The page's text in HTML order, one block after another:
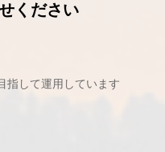
ください
指して運用しています